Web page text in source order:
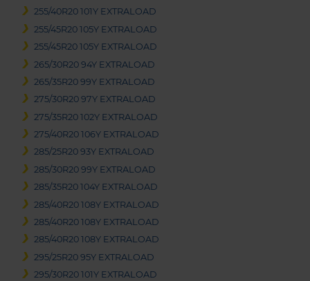
255/40R20 101Y EXTRALOAD
255/45R20 105Y EXTRALOAD
255/45R20 105Y EXTRALOAD
265/30R20 94Y EXTRALOAD
265/35R20 99Y EXTRALOAD
275/30R20 97Y EXTRALOAD
275/35R20 102Y EXTRALOAD
275/40R20 106Y EXTRALOAD
285/25R20 93Y EXTRALOAD
285/30R20 99Y EXTRALOAD
285/35R20 104Y EXTRALOAD
285/40R20 108Y EXTRALOAD
285/40R20 108Y EXTRALOAD
285/40R20 108Y EXTRALOAD
295/25R20 95Y EXTRALOAD
295/30R20 101Y EXTRALOAD